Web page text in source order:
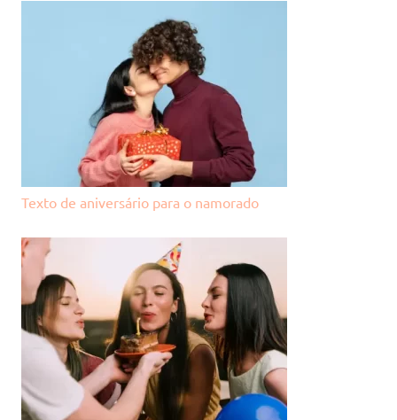
Texto de aniversário para o namorado